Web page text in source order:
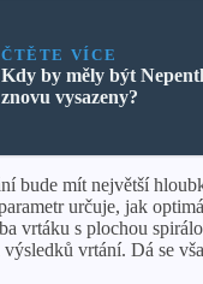
ČTĚTE VÍCE
Kdy by měly být
znovu vysazeny?
bude mít největší
určuje, jak
vrtáku s plochou
vrtání. Dá se